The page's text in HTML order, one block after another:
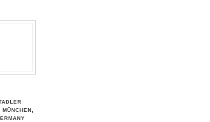
MÜNCHEN,